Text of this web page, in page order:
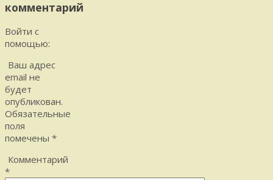
комментарий
Войти с
помощью:
Ваш адрес
email не
будет
опубликован.
Обязательные
поля
помечены *
Комментарий
*